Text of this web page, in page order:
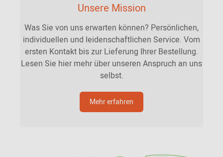
Unsere Mission
Was Sie von uns erwarten können? Persönlichen,
individuellen und leidenschaftlichen Service. Vom
ersten Kontakt bis zur Lieferung Ihrer Bestellung.
Lesen Sie hier mehr über unseren Anspruch an uns
selbst.
Mehr erfahren